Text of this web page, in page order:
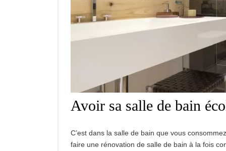
Avoir sa salle de bain
C’est dans la salle de bain que vous consommez le plus d’eau et d’électricité. Il est cependant possible de
faire une rénovation de salle de bain à la fois